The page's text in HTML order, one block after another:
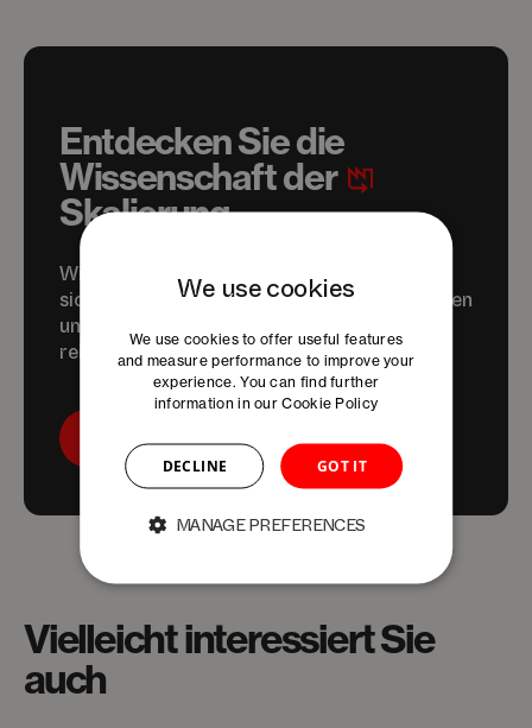
Entdecken Sie die
Wissenschaft der
Skalierung
Wir helfen science- und tech-unternehmen,
sich in der Basel Area anzusiedeln, zu starten
und zu wachsen: schneller, smarter und
reibungslos.
Kontaktieren Sie uns!
Vielleicht interessiert Sie
auch
We use cookies
We use cookies to offer useful features
and measure performance to improve your
experience. You can find further
information in ourCookie Policy
GOT IT
DECLINE
MANAGE PREFERENCES